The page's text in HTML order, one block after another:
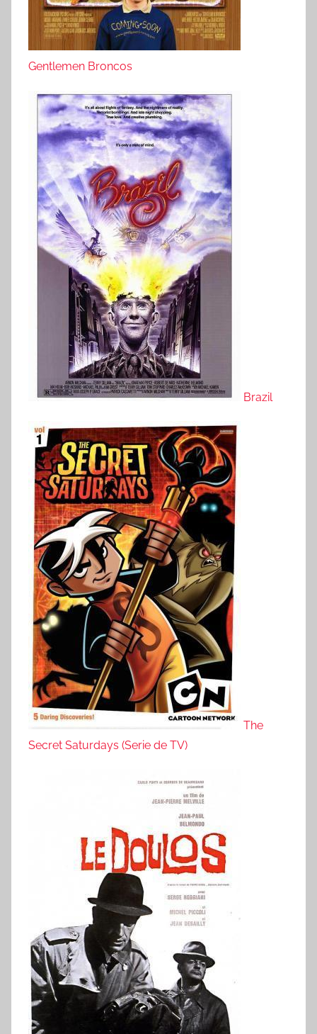
Gentlemen Broncos
Brazil
The
Secret Saturdays (Serie de TV)